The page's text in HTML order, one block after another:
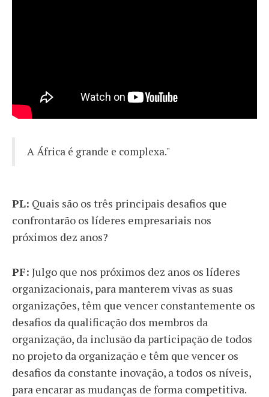
A África é grande e complexa."
PL: Quais são os três principais desafios que
confrontarão os líderes empresariais nos
próximos dez anos?
PF: Julgo que nos próximos dez anos os líderes
organizacionais, para manterem vivas as suas
organizações, têm que vencer constantemente os
desafios da qualificação dos membros da
organização, da inclusão da participação de todos
no projeto da organização e têm que vencer os
desafios da constante inovação, a todos os níveis,
para encarar as mudanças de forma competitiva.